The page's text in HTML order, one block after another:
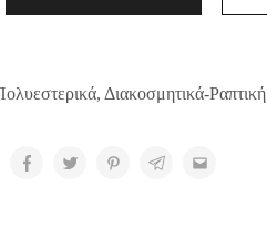
, Διακοσμητικά-Ραπτική